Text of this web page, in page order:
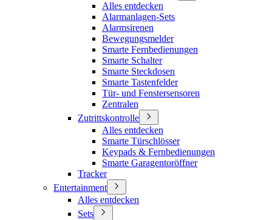
Alles entdecken
Alarmanlagen-Sets
Alarmsirenen
Bewegungsmelder
Smarte Fernbedienungen
Smarte Schalter
Smarte Steckdosen
Smarte Tastenfelder
Tür- und Fenstersensoren
Zentralen
Zutrittskontrolle
Alles entdecken
Smarte Türschlösser
Keypads & Fernbedienungen
Smarte Garagentoröffner
Tracker
Entertainment
Alles entdecken
Sets